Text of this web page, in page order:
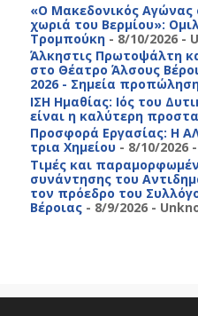
«Ο Μακεδονικός Αγώνας
χωριά του Βερμίου»:
Τρομπούκη- 8/10/2026-
Άλκηστις Πρωτοψάλτη
στο Θέατρο Άλσους
2026 - Σημεία
ΙΣΗ Ημαθίας: Ιός του
είναι η καλύτερη
Προσφορά Εργασίας: Η
τρια Χημείου- 8/10/2026-
Τιμές και
συνάντησης του
τον πρόεδρο του
Βέροιας- 8/9/2026-